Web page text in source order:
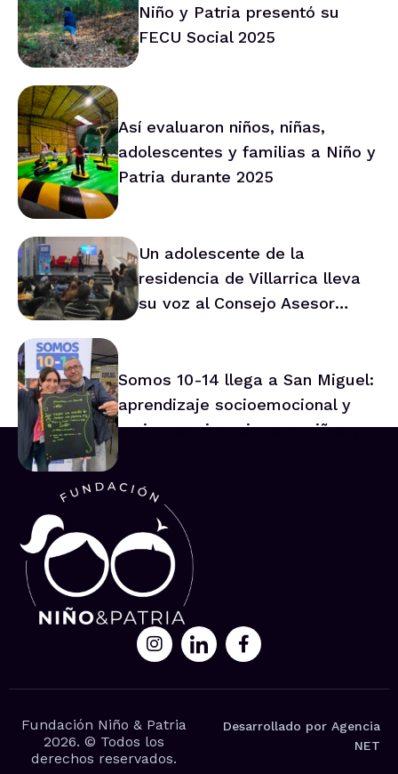
Niño y Patria presentó su
FECU Social 2025
Así evaluaron niños, niñas,
adolescentes y familias a Niño y
Patria durante 2025
Un adolescente de la
residencia de Villarrica lleva
su voz al Consejo Asesor
Somos 10-14 llega a San Miguel:
aprendizaje socioemocional y
mejor convivencia para niños y
Fundación Niño & Patria
2026. © Todos los
derechos reservados.
Desarrollado por Agencia
NET